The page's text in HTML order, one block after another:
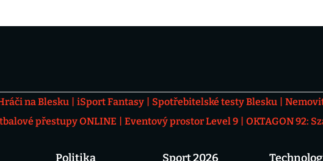
na Blesku iSport Fantasy Spotřebitelské testy Blesku
přestupy ONLINE Eventový prostor Level 9 OKTAGON 92:
Politika Sport 2026